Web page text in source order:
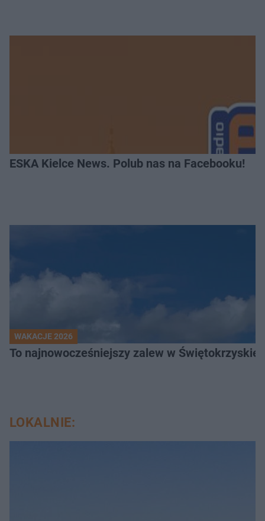
ESKA Kielce News. Polub nas na Facebooku!
WAKACJE 2026
To najnowocześniejszy zalew w
LOKALNIE: